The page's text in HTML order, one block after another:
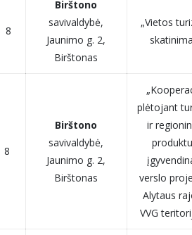
8
Birštono
savivaldybė,
Jaunimo g. 2,
Birštonas
„Vietos
8
Birštono
savivaldybė,
Jaunimo g. 2,
Birštonas
plėtojant
ir
verslo
Alytaus
VVG